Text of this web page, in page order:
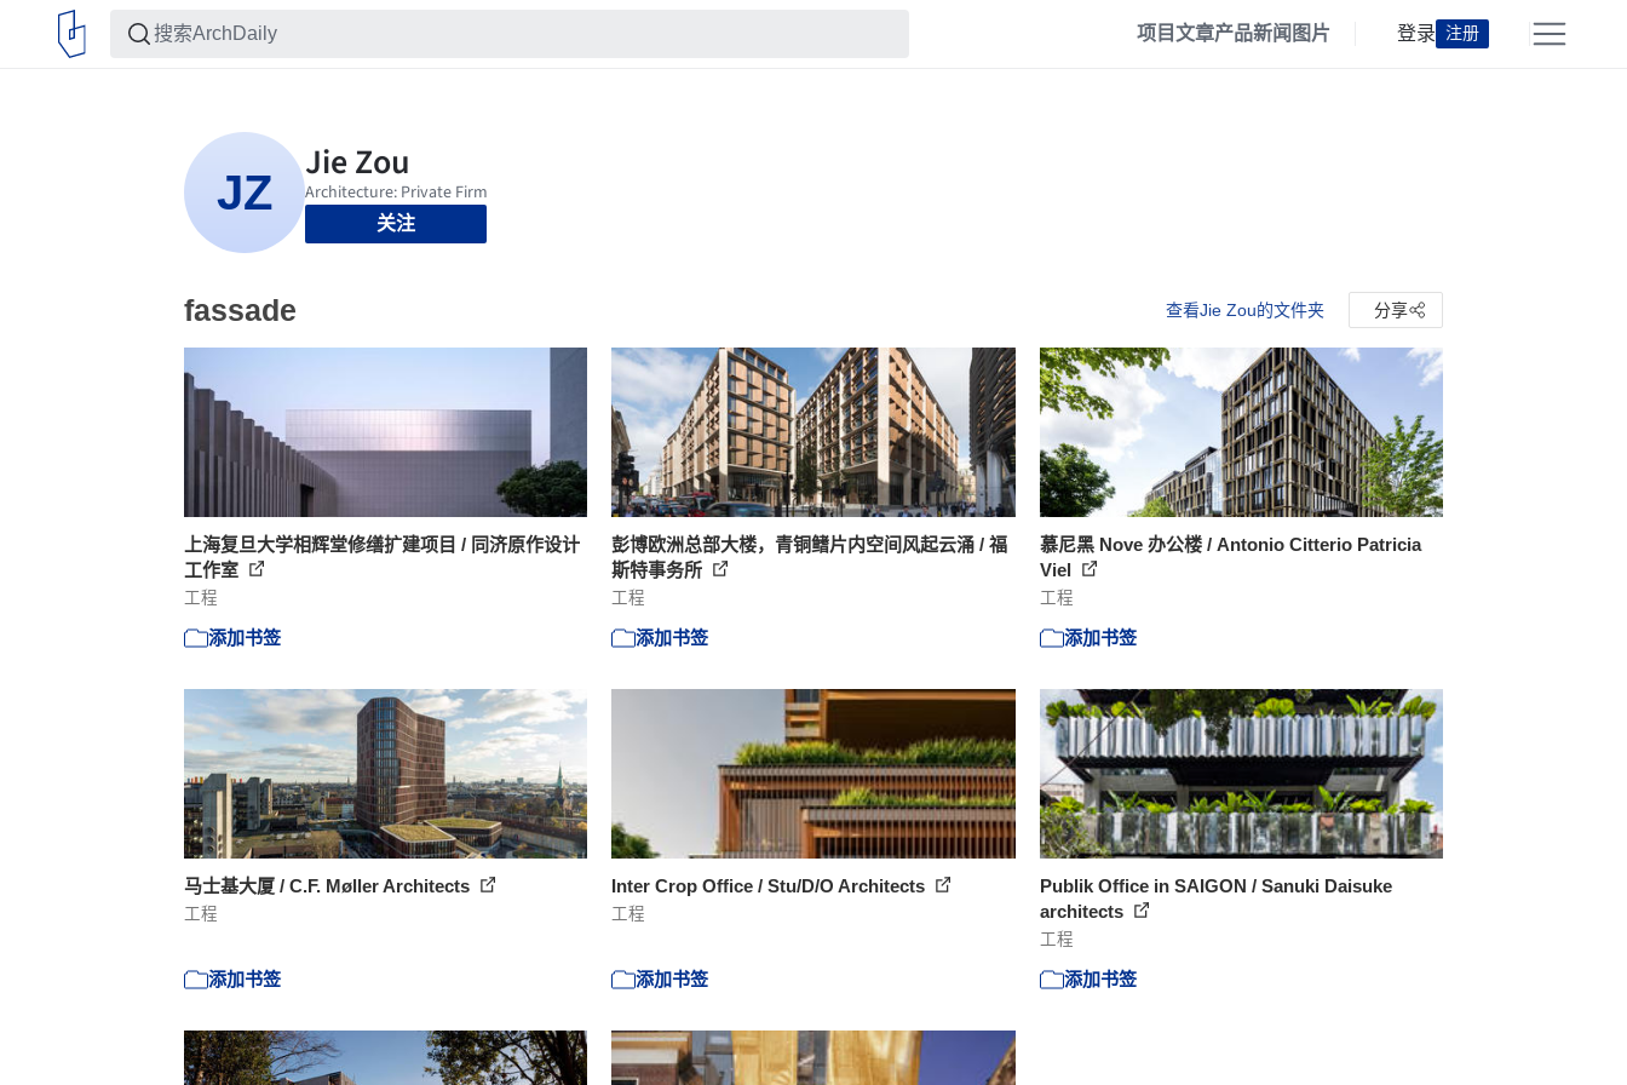
项目文章产品新闻 图片 登录 注册
关注
fassade 查看Jie Zou的文件夹 分享
上海复旦大学相辉堂修缮扩建项目 / 同济原作设计
工作室
工程
添加书签
彭博欧洲总部大楼，青铜鳍片内空间风起云涌 / 福
斯特事务所
工程
添加书签
慕尼黑 Nove 办公楼 / Antonio Citterio Patricia
Viel
工程
添加书签
马士基大厦 / C.F. Møller Architects
工程
添加书签
Inter Crop Office / Stu/D/O Architects
工程
添加书签
Publik Office in SAIGON / Sanuki Daisuke
architects
工程
添加书签